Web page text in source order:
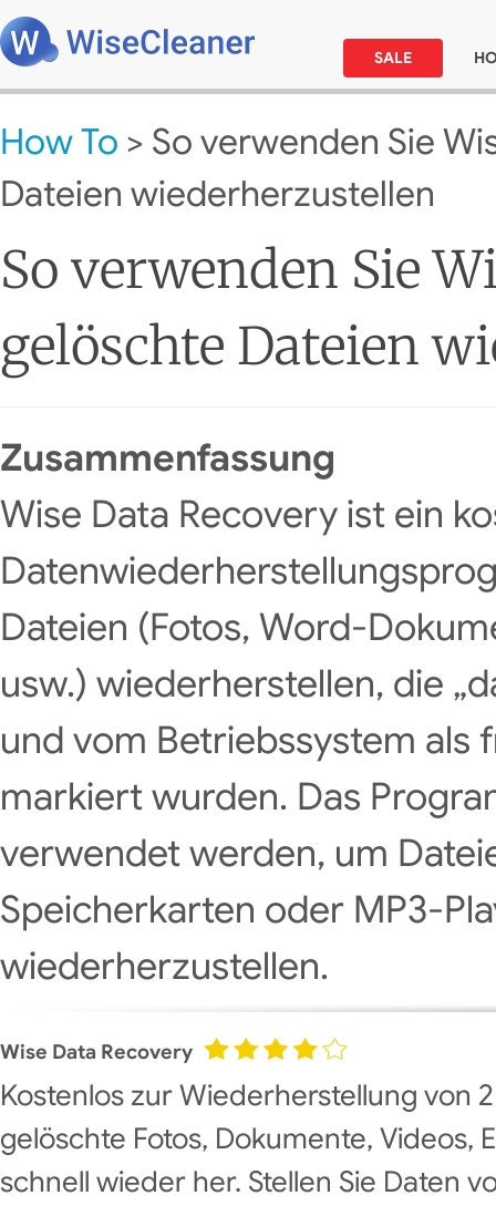
SALE
How To > So verwenden Sie
Dateien wiederherzustellen
So verwenden Sie
gelöschte Dateien
Zusammenfassung
Wise Data Recovery ist ein
Dateien (Fotos, Word-
usw.) wiederherstellen, die
und vom Betriebssystem als
markiert wurden. Das
verwendet werden, um
Speicherkarten oder MP3-
wiederherzustellen.
Wise Data Recovery
Kostenlos zur Wiederherstellung von
gelöschte Fotos, Dokumente, Videos,
schnell wieder her. Stellen Sie Daten